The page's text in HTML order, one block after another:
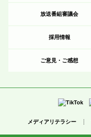
放送番組審議会
採用情報
ご意見・ご感想
メディアリテラシー